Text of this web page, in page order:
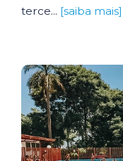
terce... [saiba mais]